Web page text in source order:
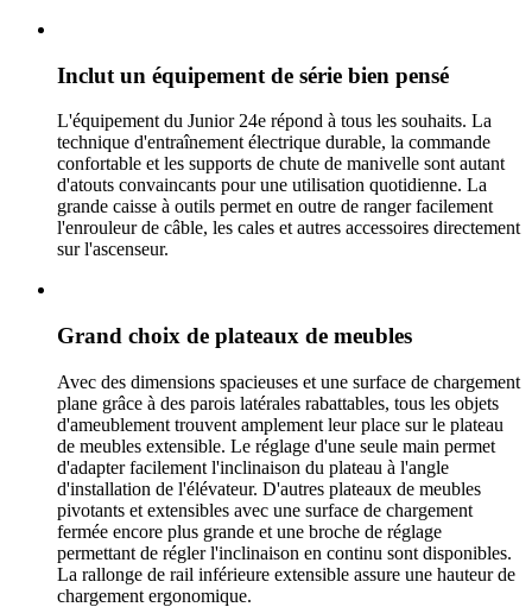
Inclut un équipement de série bien pensé
L'équipement du Junior 24e répond à tous les souhaits. La
technique d'entraînement électrique durable, la commande
confortable et les supports de chute de manivelle sont autant
d'atouts convaincants pour une utilisation quotidienne. La
grande caisse à outils permet en outre de ranger facilement
l'enrouleur de câble, les cales et autres accessoires directement
sur l'ascenseur.
Grand choix de plateaux de meubles
Avec des dimensions spacieuses et une surface de chargement
plane grâce à des parois latérales rabattables, tous les objets
d'ameublement trouvent amplement leur place sur le plateau
de meubles extensible. Le réglage d'une seule main permet
d'adapter facilement l'inclinaison du plateau à l'angle
d'installation de l'élévateur. D'autres plateaux de meubles
pivotants et extensibles avec une surface de chargement
fermée encore plus grande et une broche de réglage
permettant de régler l'inclinaison en continu sont disponibles.
La rallonge de rail inférieure extensible assure une hauteur de
chargement ergonomique.